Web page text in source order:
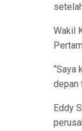
Wakil
“Saya
depan
Eddy